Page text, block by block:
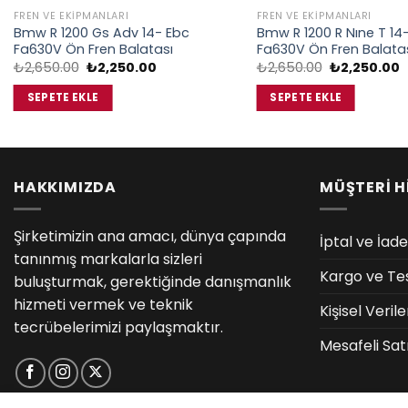
FREN VE EKIPMANLARI
Bmw R 1200 Gs Adv 14- Ebc
Fa630V Ön Fren Balatası
₺2,650.00 Orijinal
fiyat:
₺2,650.00.
₺2,250.00
SEPETE EKLE
FREN VE EKIPMANLARI
Bmw R 1200 R Nıne T
Fa630V Ön Fren
₺2,650.00 Orijinal
fiyat:
₺2,650.00.
₺2,250.00Şu
SEPETE EKLE
HAKKIMIZDA
Şirketimizin ana amacı, dünya çapında
tanınmış markalarla sizleri
buluşturmak, gerektiğinde danışmanlık
hizmeti vermek ve teknik
tecrübelerimizi paylaşmaktır.
MÜŞTERİ
İptal ve
Kargo ve
Kişisel
Mesafeli